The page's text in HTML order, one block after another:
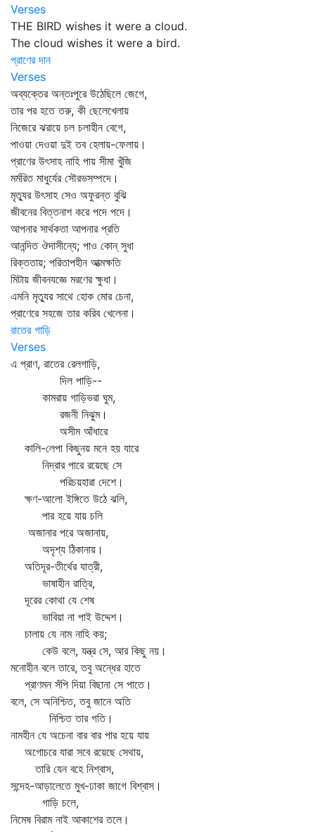
Verses
THE BIRD wishes it were a cloud.
The cloud wishes it were a bird.
প্রাণের দান
Verses
অব্যক্তের অন্তঃপুরে উঠেছিলে জেগে,
তার পর হতে তরু, কী ছেলেখেলায়
নিজেরে ঝরায়ে চল চলাহীন বেগে,
পাওয়া দেওয়া দুই তব হেলায়-ফেলায়।
প্রাণের উৎসাহ নাহি পায় সীমা খুঁজি
মর্মরিত মাধুর্যের সৌরভসম্পদে।
মৃত্যুর উৎসাহ সেও অফুরন্ত বুঝি
জীবনের বিত্তনাশ করে পদে পদে।
আপনার সার্থকতা আপনার প্রতি
আনন্দিত ঔদাসীন্যে; পাও কোন্‌ সুধা
রিক্ততায়; পরিতাপহীন আত্মক্ষতি
মিটায় জীবনযজ্ঞে মরণের ক্ষুধা।
এমনি মৃত্যুর সাথে হোক মোর চেনা,
প্রাণেরে সহজে তার করিব খেলেনা।
রাতের গাড়ি
Verses
এ প্রাণ, রাতের রেলগাড়ি,
দিল পাড়ি--
কামরায় গাড়িভরা ঘুম,
রজনী নিঝুম।
অসীম আঁধারে
কালি-লেপা কিছুনয় মনে হয় যারে
নিদ্রার পারে রয়েছে সে
পরিচয়হারা দেশে।
ক্ষণ-আলো ইঙ্গিতে উঠে ঝলি,
পার হয়ে যায় চলি
অজানার পরে অজানায়,
অদৃশ্য ঠিকানায়।
অতিদূর-তীর্থের যাত্রী,
ভাষাহীন রাত্রি,
দূরের কোথা যে শেষ
ভাবিয়া না পাই উদ্দেশ।
চালায় যে নাম নাহি কয়;
কেউ বলে, যন্ত্র সে, আর কিছু নয়।
মনোহীন বলে তারে, তবু অন্ধের হাতে
প্রাণমন সঁপি দিয়া বিছানা সে পাতে।
বলে, সে অনিশ্চিত, তবু জানে অতি
নিশ্চিত তার গতি।
নামহীন যে অচেনা বার বার পার হয়ে যায়
অগোচরে যারা সবে রয়েছে সেথায়,
তারি যেন বহে নিশ্বাস,
সন্দেহ-আড়ালেতে মুখ-ঢাকা জাগে বিশ্বাস।
গাড়ি চলে,
নিমেষ বিরাম নাই আকাশের তলে।